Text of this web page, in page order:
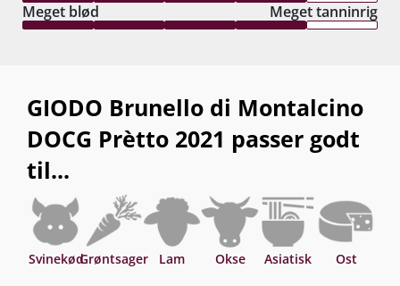
Meget blød
Meget tanninrig
GIODO Brunello di Montalcino
DOCG Prètto 2021 passer godt
til...
SvinekødGrøntsager Lam Okse Asiatisk Ost